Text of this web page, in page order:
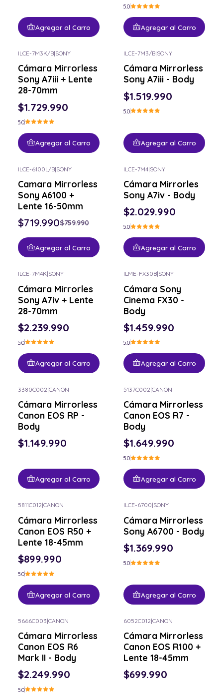
Agregar al Carro
5.0
Agregar al Carro
ILCE-7M3K/B|SONY
Cámara Mirrorless
Sony A7iii + Lente
28-70mm
$1.729.990
5.0
Agregar al Carro
ILCE-7M3/B|SONY
Cámara Mirrorless
Sony A7iii - Body
$1.519.990
5.0
Agregar al Carro
ILCE-6100L/B|SONY
Camara Mirrorless
Sony A6100 +
Lente 16-50mm
$719.990$759.990
Agregar al Carro
ILCE-7M4|SONY
Cámara Mirrorles
Sony A7iv - Body
$2.029.990
5.0
Agregar al Carro
ILCE-7M4K|SONY
Cámara Mirrorles
Sony A7iv + Lente
28-70mm
$2.239.990
5.0
Agregar al Carro
ILME-FX30B|SONY
Cámara Sony
Cinema FX30 -
Body
$1.459.990
5.0
Agregar al Carro
3380C002|CANON
Cámara Mirrorless
Canon EOS RP -
Body
$1.149.990
Agregar al Carro
5137C002|CANON
Cámara Mirrorless
Canon EOS R7 -
Body
$1.649.990
5.0
Agregar al Carro
5811C012|CANON
Cámara Mirrorless
Canon EOS R50 +
Lente 18-45mm
$899.990
5.0
Agregar al Carro
ILCE-6700|SONY
Cámara Mirrorless
Sony A6700 - Body
$1.369.990
5.0
Agregar al Carro
5666C003|CANON
Cámara Mirrorless
Canon EOS R6
Mark II - Body
$2.249.990
5.0
6052C012|CANON
Cámara Mirrorless
Canon EOS R100 +
Lente 18-45mm
$699.990